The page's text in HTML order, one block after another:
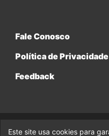
Fale Conosco
Política de Privacidade
Feedback
© 2017-2026 Legado da
Este site usa cookies para